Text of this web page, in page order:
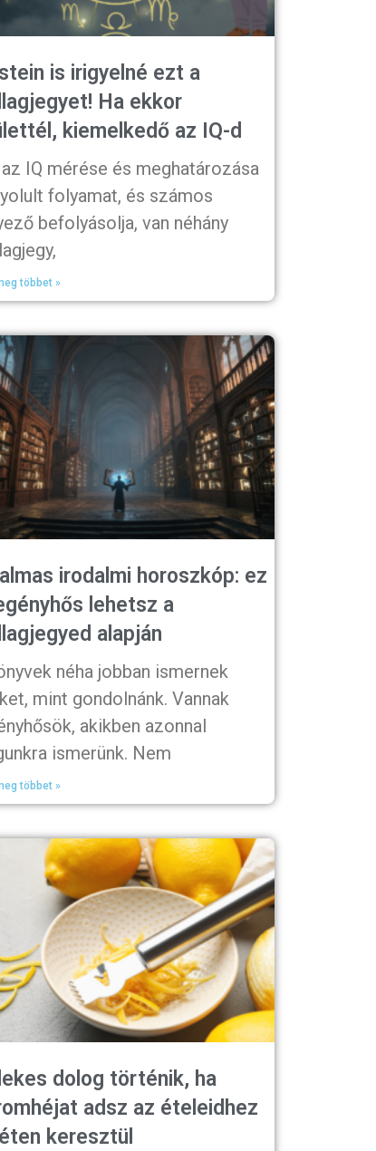
is irigyelné ezt a
Ha ekkor
kiemelkedő az IQ-d
IQ mérése és meghatározása
folyamat, és számos
befolyásolja, van néhány
többet »
irodalmi horoszkóp: ez
lehetsz a
alapján
néha jobban ismernek
mint gondolnánk. Vannak
akikben azonnal
ismerünk. Nem
többet »
dolog történik, ha
adsz az ételeidhez
keresztül